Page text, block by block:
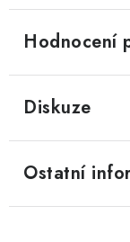
Hodnocení
Diskuze
Ostatní